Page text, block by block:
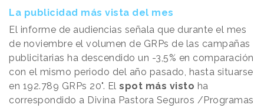
La publicidad más vista del mes
El informe de audiencias señala que durante el mes
de noviembre el volumen de GRPs de las campañas
publicitarias ha descendido un -3,5% en comparación
con el mismo periodo del año pasado, hasta situarse
en 192.789 GRPs 20". El spot más visto ha
correspondido a Divina Pastora Seguros /Programas